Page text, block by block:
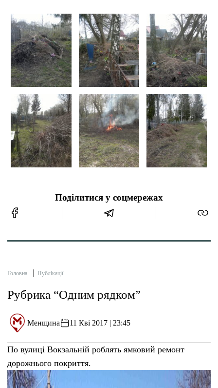
Поділитися у соцмережах
Головна Публікації
Рубрика “Одним рядком”
Менщина 11 Кві 2017 | 23:45
По вулиці Вокзальній роблять ямковий ремонт
дорожнього покриття.